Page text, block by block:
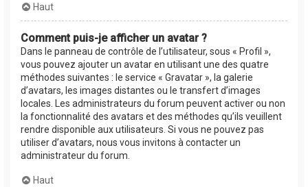
Haut
Comment puis-je afficher un avatar ?
Dans le panneau de contrôle de l’utilisateur, sous « Profil »,
vous pouvez ajouter un avatar en utilisant une des quatre
méthodes suivantes : le service « Gravatar », la galerie
d’avatars, les images distantes ou le transfert d’images
locales. Les administrateurs du forum peuvent activer ou non
la fonctionnalité des avatars et des méthodes qu’ils veuillent
rendre disponible aux utilisateurs. Si vous ne pouvez pas
utiliser d’avatars, nous vous invitons à contacter un
administrateur du forum.
Haut